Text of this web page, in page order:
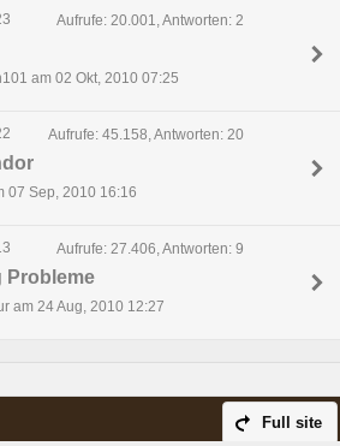
Aufrufe: 20.001, Antworten: 2
am 02 Okt, 2010 07:25
Aufrufe: 45.158, Antworten: 20
07 Sep, 2010 16:16
Aufrufe: 27.406, Antworten: 9
Probleme
am 24 Aug, 2010 12:27
Full site